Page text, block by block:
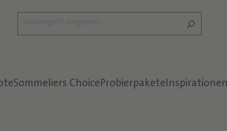
Sommeliers ChoiceProbierpaketeInspirationen